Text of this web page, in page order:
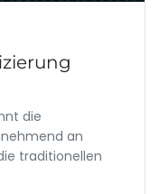
die
an
traditionellen